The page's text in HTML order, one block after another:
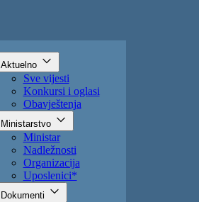
Aktuelno
Sve vijesti
Konkursi i oglasi
Obavještenja
Ministarstvo
Ministar
Nadležnosti
Organizacija
Uposlenici*
Dokumenti